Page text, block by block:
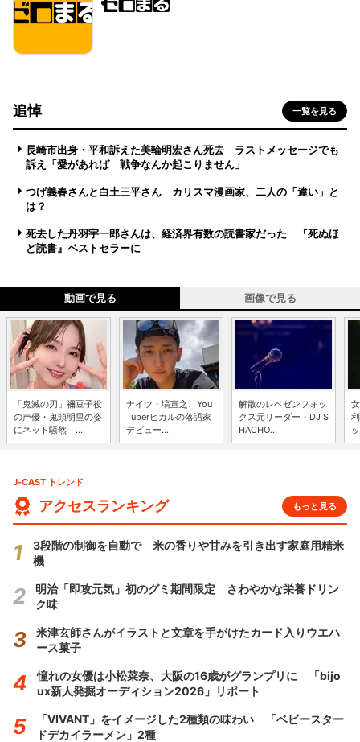
追悼 一覧を見る
長崎市出身・平和訴えた美輪明宏さん死去 ラストメッセージでも
訴え「愛があれば 戦争なんか起こりません」
つげ義春さんと白土三平さん カリスマ漫画家、二人の「違い」と
は？
死去した丹羽宇一郎さんは、経済界有数の読書家だった 『死ぬほ
ど読書』ベストセラーに
動画で見る 画像で見る
「鬼滅の刃」禰豆子役
の声優・鬼頭明里の姿
にネット騒然 ...
ナイツ・塙宣之、You
Tuberヒカルの落語家
デビュー...
解散のレペゼンフォッ
クス元リーダー・DJ S
HACHO...
J-CAST トレンド
アクセスランキング もっと見る
3段階の制御を自動で 米の香りや甘みを引き出す家庭用精米
機
明治「即攻元気」初のグミ期間限定 さわやかな栄養ドリン
ク味
米津玄師さんがイラストと文章を手がけたカード入りウエハ
ース菓子
憧れの女優は小松菜奈、大阪の16歳がグランプリに 「bijo
ux新人発掘オーディション2026」リポート
「VIVANT」をイメージした2種類の味わい 「ベビースター
ドデカイラーメン」2種